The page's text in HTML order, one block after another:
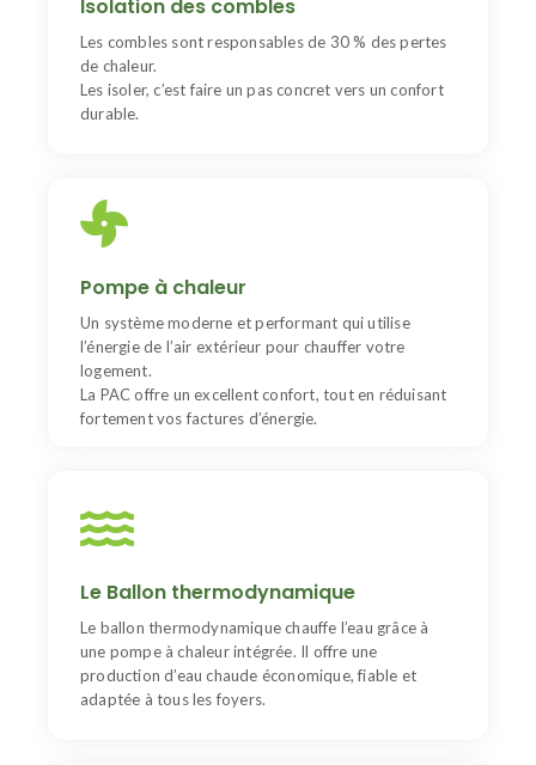
Isolation des combles
Les combles sont responsables de 30 % des pertes
de chaleur.
Les isoler, c’est faire un pas concret vers un confort
durable.
aides disponibles.
Pompe à chaleur
Un système moderne et performant qui utilise
l’énergie de l’air extérieur pour chauffer votre
logement.
La PAC offre un excellent confort, tout en réduisant
fortement vos factures d’énergie.
par 2 à 3. Installation éligible aux aides. Chauffe votre
maison même en hiver tout en réduisant votre
consommation.
Le Ballon thermodynamique
Le ballon thermodynamique chauffe l’eau grâce à
une pompe à chaleur intégrée. Il offre une
production d’eau chaude économique, fiable et
adaptée à tous les foyers.
l’énergie présente dans l’air. Installation simple,
silencieuse et compatible avec les aides de l’État.